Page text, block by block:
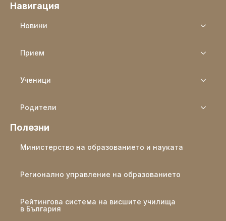
Навигация
Новини
Прием
Ученици
Родители
Полезни
Министерство на образованието и науката
Регионално управление на образованието
Рейтингова система на висшите училища
в България